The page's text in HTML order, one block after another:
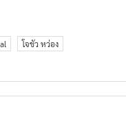
โจชัว หว่อง